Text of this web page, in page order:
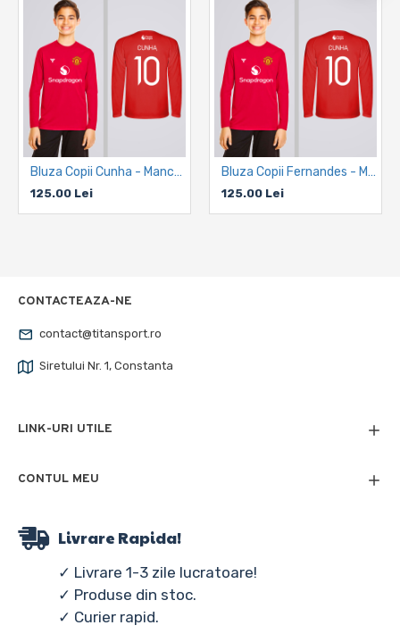
Bluza Copii Cunha - Manchester United - Rosu
125.00 Lei
Bluza Copii Fernandes - Manchester United - Rosu
125.00 Lei
CONTACTEAZA-NE
contact@titansport.ro
Siretului Nr. 1, Constanta
LINK-URI UTILE
CONTUL MEU
Livrare Rapida!
✓ Livrare 1-3 zile lucratoare!
✓ Produse din stoc.
✓ Curier rapid.